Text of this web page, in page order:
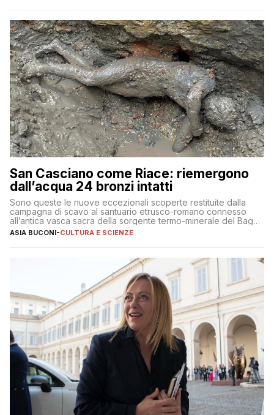
San Casciano come Riace: riemergono
dall’acqua 24 bronzi intatti
Sono queste le nuove eccezionali scoperte restituite dalla
campagna di scavo al santuario etrusco-romano connesso
all’antica vasca sacra della sorgente termo-minerale del Bagno
Grande
ASIA BUCONI-CULTURA E SCIENZE